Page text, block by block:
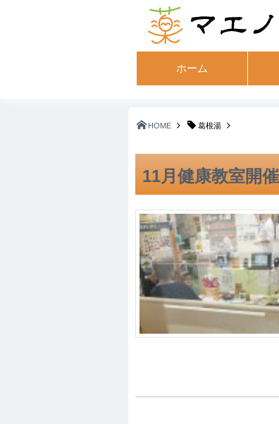
ホーム
HOME 葛根湯
11月健康教室開